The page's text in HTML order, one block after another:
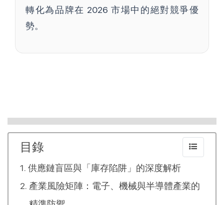
轉化為品牌在 2026 市場中的絕對競爭優
勢。
目錄
供應鏈盲區與「庫存陷阱」的深度解析
產業風險矩陣：電子、機械與半導體產業的